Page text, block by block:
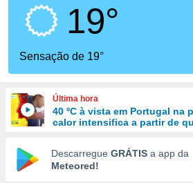
fornecidas
a este
das
e
forma
digital
19°
Sensação de 19°
Última hora
40 ºC à vista em Portugal na
calor intensifica a partir de
Descarregue GRÁTIS a app da
Meteored!